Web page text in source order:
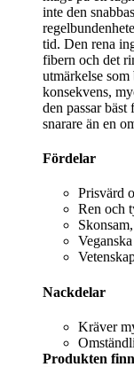
inte den
tid. Den rena
fibern och det
utmärkelse som
konsekvens,
den passar
snarare än en
Fördelar
Prisvärd
Ren och
Nackdelar
Kräver
Produkten